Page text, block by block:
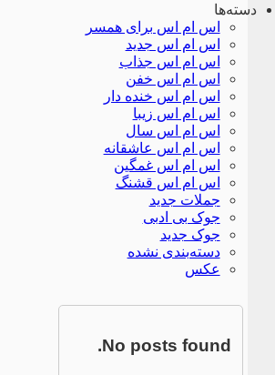
دسته‌ها
اس ام اس برای همسر
اس ام اس جدید
اس ام اس جذاب
اس ام اس خفن
اس ام اس خنده دار
اس ام اس زیبا
اس ام اس سال
اس ام اس عاشقانه
اس ام اس غمگین
اس ام اس قشنگ
جملات جدید
جوک بی ادبی
جوک جدید
دسته‌بندی نشده
عکس
No posts found.